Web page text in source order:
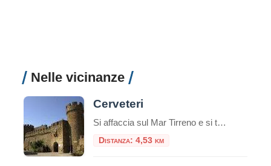
Nelle vicinanze
Cerveteri
Si affaccia sul Mar Tirreno e si trova a 42 km di distanza da Roma. Da Cerveteri si accede alla Necropoli etrusca del Sorbo e alla Necropoli etrusca della Banditaccia, una delle necropoli più monumentali del Mar Mediterraneo, dichiarata nel 2004 dal
Distanza: 4,53 km